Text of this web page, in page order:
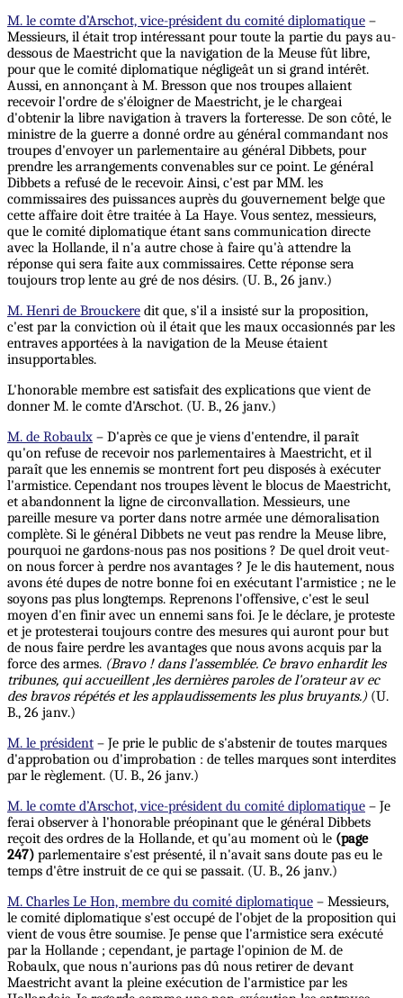
M. le comte d’Arschot, vice-président du comité diplomatique –
Messieurs, il était trop intéressant pour toute la partie du pays au-
dessous de Maestricht que la navigation de la Meuse fût libre,
pour que le comité diplomatique négligeât un si grand intérêt.
Aussi, en annonçant à M. Bresson que nos troupes allaient
recevoir l'ordre de s'éloigner de Maestricht, je le chargeai
d'obtenir la libre navigation à travers la forteresse. De son côté, le
ministre de la guerre a donné ordre au général commandant nos
troupes d'envoyer un parlementaire au général Dibbets, pour
prendre les arrangements convenables sur ce point. Le général
Dibbets a refusé de le recevoir. Ainsi, c'est par MM. les
commissaires des puissances auprès du gouvernement belge que
cette affaire doit être traitée à La Haye. Vous sentez, messieurs,
que le comité diplomatique étant sans communication directe
avec la Hollande, il n'a autre chose à faire qu'à attendre la
réponse qui sera faite aux commissaires. Cette réponse sera
toujours trop lente au gré de nos désirs. (U. B., 26 janv.)
M. Henri de Brouckere dit que, s'il a insisté sur la proposition,
c'est par la conviction où il était que les maux occasionnés par les
entraves apportées à la navigation de la Meuse étaient
insupportables.
L'honorable membre est satisfait des explications que vient de
donner M. le comte d'Arschot. (U. B., 26 janv.)
M. de Robaulx – D'après ce que je viens d'entendre, il paraît
qu'on refuse de recevoir nos parlementaires à Maestricht, et il
paraît que les ennemis se montrent fort peu disposés à exécuter
l'armistice. Cependant nos troupes lèvent le blocus de Maestricht,
et abandonnent la ligne de circonvallation. Messieurs, une
pareille mesure va porter dans notre armée une démoralisation
complète. Si le général Dibbets ne veut pas rendre la Meuse libre,
pourquoi ne gardons-nous pas nos positions ? De quel droit veut-
on nous forcer à perdre nos avantages ? Je le dis hautement, nous
avons été dupes de notre bonne foi en exécutant l'armistice ; ne le
soyons pas plus longtemps. Reprenons l'offensive, c'est le seul
moyen d'en finir avec un ennemi sans foi. Je le déclare, je proteste
et je protesterai toujours contre des mesures qui auront pour but
de nous faire perdre les avantages que nous avons acquis par la
force des armes. (Bravo ! dans l'assemblée. Ce bravo enhardit les
tribunes, qui accueillent ,les dernières paroles de l'orateur av ec
des bravos répétés et les applaudissements les plus bruyants.)(U.
B., 26 janv.)
M. le président – Je prie le public de s'abstenir de toutes marques
d'approbation ou d'improbation : de telles marques sont interdites
par le règlement. (U. B., 26 janv.)
M. le comte d’Arschot, vice-président du comité diplomatique – Je
ferai observer à l'honorable préopinant que le général Dibbets
reçoit des ordres de la Hollande, et qu'au moment où le (page
247) parlementaire s'est présenté, il n'avait sans doute pas eu le
temps d'être instruit de ce qui se passait. (U. B., 26 janv.)
M. Charles Le Hon, membre du comité diplomatique – Messieurs,
le comité diplomatique s'est occupé de l'objet de la proposition qui
vient de vous être soumise. Je pense que l'armistice sera exécuté
par la Hollande ; cependant, je partage l'opinion de M. de
Robaulx, que nous n'aurions pas dû nous retirer de devant
Maestricht avant la pleine exécution de l'armistice par les